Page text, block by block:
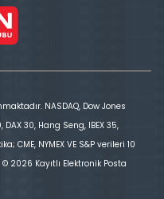
NASDAQ, Dow Jones
DAX 30, Hang Seng, IBEX 35,
CME, NYMEX VE S&P verileri 10
2026 Kayıtlı Elektronik Posta